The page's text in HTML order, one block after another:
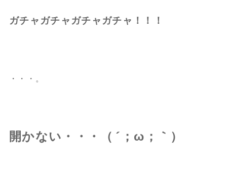
ガチャガチャガチャガチャ！！！
・・・。
開かない・・・（´；ω；｀）